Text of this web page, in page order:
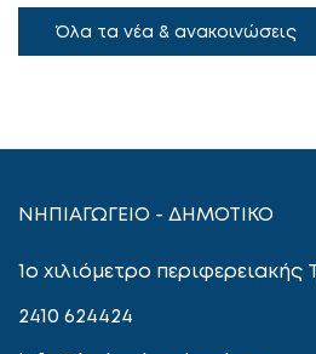
Όλα τα νέα & ανακοινώσεις
ΝΗΠΙΑΓΩΓΕΙΟ - ΔΗΜΟΤΙΚΟ
1ο χιλιόμετρο
2410 624424